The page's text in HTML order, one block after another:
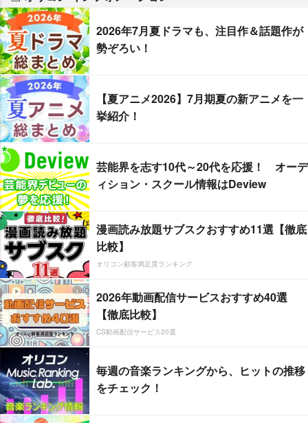
2026年7月夏ドラマも、注目作＆話題作が
勢ぞろい！
【夏アニメ2026】7月期夏の新アニメを一
挙紹介！
芸能界を志す10代～20代を応援！ オーデ
ィション・スクール情報はDeview
漫画読み放題サブスクおすすめ11選【徹底
比較】
オリコン顧客満足度ランキング
2026年動画配信サービスおすすめ40選
【徹底比較】
CS動画配信サービス20選
毎週の音楽ランキングから、ヒットの推移
をチェック！